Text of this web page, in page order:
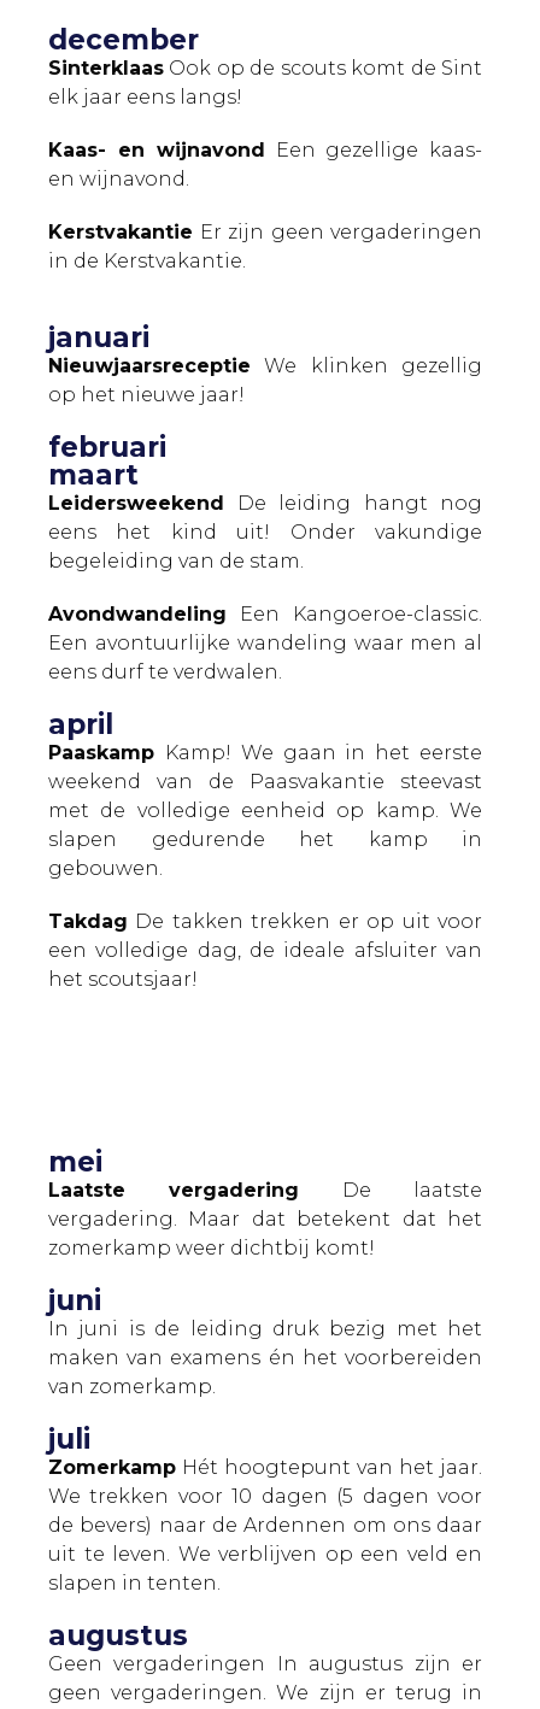
december
Sinterklaas Ook op de scouts komt de Sint
elk jaar eens langs!
Kaas- en wijnavond Een gezellige kaas-
en wijnavond.
Kerstvakantie Er zijn geen vergaderingen
in de Kerstvakantie.
januari
Nieuwjaarsreceptie We klinken gezellig
op het nieuwe jaar!
februari
maart
Leidersweekend De leiding hangt nog
eens het kind uit! Onder vakundige
begeleiding van de stam.
Avondwandeling Een Kangoeroe-classic.
Een avontuurlijke wandeling waar men al
eens durf te verdwalen.
april
Paaskamp Kamp! We gaan in het eerste
weekend van de Paasvakantie steevast
met de volledige eenheid op kamp. We
slapen gedurende het kamp in
gebouwen.
Takdag De takken trekken er op uit voor
een volledige dag, de ideale afsluiter van
het scoutsjaar!
mei
Laatste vergadering De laatste
vergadering. Maar dat betekent dat het
zomerkamp weer dichtbij komt!
juni
In juni is de leiding druk bezig met het
maken van examens én het voorbereiden
van zomerkamp.
juli
Zomerkamp Hét hoogtepunt van het jaar.
We trekken voor 10 dagen (5 dagen voor
de bevers) naar de Ardennen om ons daar
uit te leven. We verblijven op een veld en
slapen in tenten.
augustus
Geen vergaderingen
In augustus zijn er
geen vergaderingen. We zijn er terug in